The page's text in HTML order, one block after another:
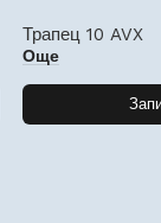
Трапец 10 AVX
Още